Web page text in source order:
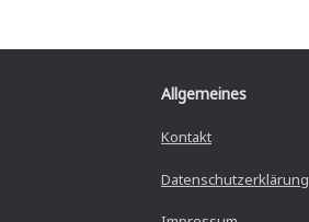
Allgemeines
Kontakt
Datenschutzerklärung